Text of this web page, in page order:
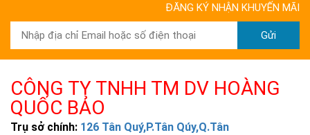
ĐĂNG KÝ NHẬN KHUYẾN MÃI
Gửi
CÔNG TY TNHH TM DV HOÀNG
QUỐC BẢO
Trụ sở chính: 126 Tân Quý,P.Tân Qúy,Q.Tân